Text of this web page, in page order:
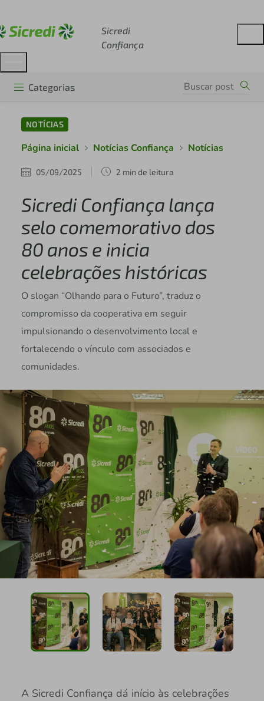
Sicredi
Confiança
Categorias
NOTÍCIAS
Página inicial Notícias Confiança Notícias
05/09/2025 2 min de leitura
Sicredi Confiança lança
selo comemorativo dos
80 anos e inicia
celebrações históricas
O slogan “Olhando para o Futuro”, traduz o
compromisso da cooperativa em seguir
impulsionando o desenvolvimento local e
fortalecendo o vínculo com associados e
comunidades.
A Sicredi Confiança dá início às celebrações